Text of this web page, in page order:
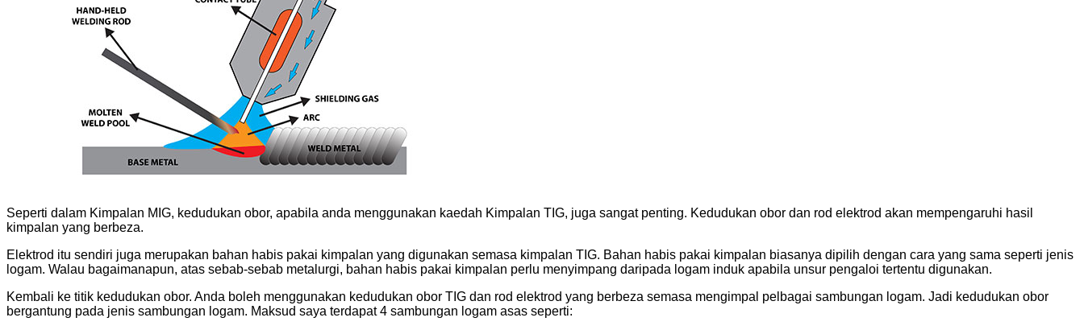
Seperti dalam Kimpalan MIG, kedudukan obor, apabila anda menggunakan kaedah Kimpalan TIG, juga sangat penting. Kedudukan obor dan rod elektrod akan mempengaruhi hasil
kimpalan yang berbeza.
Elektrod itu sendiri juga merupakan bahan habis pakai kimpalan yang digunakan semasa kimpalan TIG. Bahan habis pakai kimpalan biasanya dipilih dengan cara yang sama seperti jenis
logam. Walau bagaimanapun, atas sebab-sebab metalurgi, bahan habis pakai kimpalan perlu menyimpang daripada logam induk apabila unsur pengaloi tertentu digunakan.
Kembali ke titik kedudukan obor. Anda boleh menggunakan kedudukan obor TIG dan rod elektrod yang berbeza semasa mengimpal pelbagai sambungan logam. Jadi kedudukan obor
bergantung pada jenis sambungan logam. Maksud saya terdapat 4 sambungan logam asas seperti: